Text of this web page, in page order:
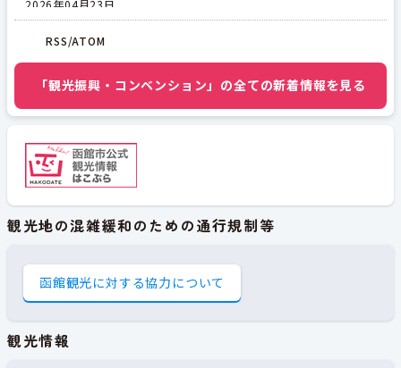
2026年04月23日
恵山登山会（2026年）の開催について
2026年04月23日
第57回恵山つつじまつり（2026年）
2026年04月22日
イベント～南かやべひろめ舟祭り
RSS/ATOM
「観光振興・コンベンション」の全ての新着情報を見る
観光地の混雑緩和のための通行規制等
函館観光に対する協力について
観光情報